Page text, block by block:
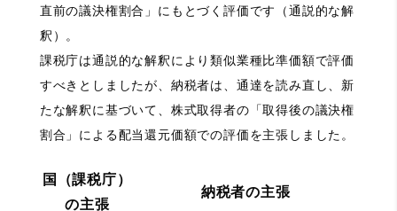
直前の議決権割合」にもとづく評価です（通説的な解
釈）。
課税庁は通説的な解釈により類似業種比準価額で評価
すべきとしましたが、納税者は、通達を読み直し、新
たな解釈に基づいて、株式取得者の「取得後の議決権
割合」による配当還元価額での評価を主張しました。
国（課税庁）
の主張
納税者の主張